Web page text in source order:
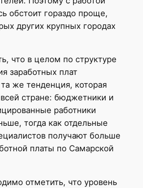
обстоит гораздо проще,
других крупных городах
что в целом по структуре
заработных плат
же тенденция, которая
стране: бюджетники и
работники
тогда как отдельные
получают больше
платы по Самарской
отметить, что уровень